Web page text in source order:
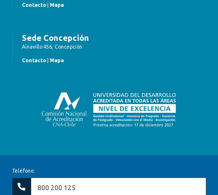
Contacto Mapa
Sede Concepción
Ainavillo 456, Concepción
Contacto Mapa
Teléfono:
800 200 125